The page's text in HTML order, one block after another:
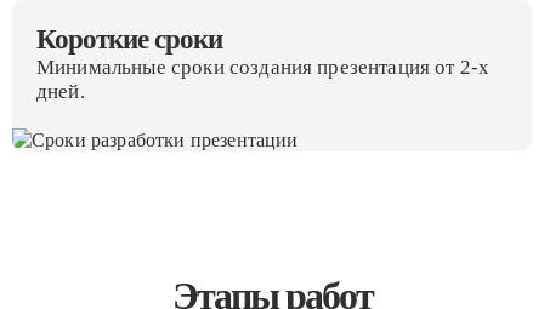
Короткие сроки
Минимальные сроки создания презентация от 2-х
дней.
Этапы работ